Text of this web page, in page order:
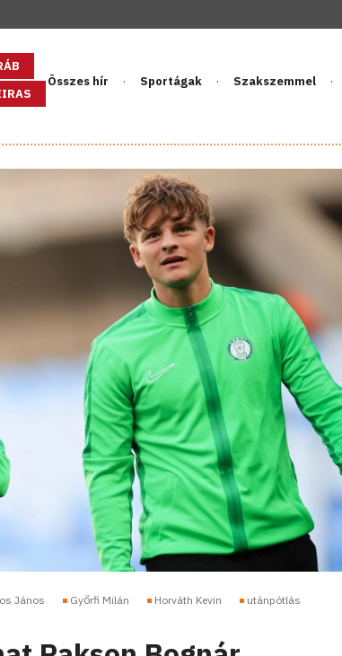
Összes hír Sportágak Szakszemmel
János Győrfi Milán Horváth Kevin
utánpótlás